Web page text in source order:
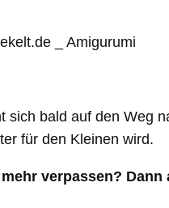
sich bald auf den
für den Kleinen wird.
verpassen?